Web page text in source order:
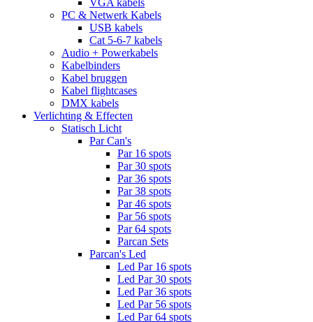
VGA kabels
PC & Netwerk Kabels
USB kabels
Cat 5-6-7 kabels
Audio + Powerkabels
Kabelbinders
Kabel bruggen
Kabel flightcases
DMX kabels
Verlichting & Effecten
Statisch Licht
Par Can's
Par 16 spots
Par 30 spots
Par 36 spots
Par 38 spots
Par 46 spots
Par 56 spots
Par 64 spots
Parcan Sets
Parcan's Led
Led Par 16 spots
Led Par 30 spots
Led Par 36 spots
Led Par 56 spots
Led Par 64 spots